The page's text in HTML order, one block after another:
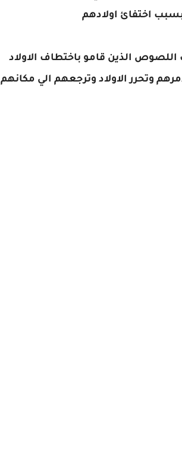
اختفائ اولادهم
الذين قامو باختطاف الاولاد
وتحرر الاولاد وترجعهم الي مكانهم